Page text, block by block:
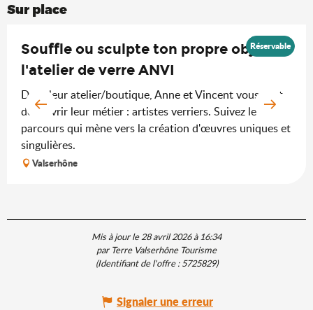
Sur place
Souffle ou sculpte ton propre objet à
l'atelier de verre ANVI
Dans leur atelier/boutique, Anne et Vincent vous font
découvrir leur métier : artistes verriers. Suivez le
parcours qui mène vers la création d'œuvres uniques et
singulières.
Valserhône
Réservable
Mis à jour le 28 avril 2026 à 16:34
par Terre Valserhône Tourisme
(Identifiant de l'offre :5725829)
Signaler une erreur